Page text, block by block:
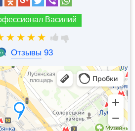
Василий
Отзывы 93